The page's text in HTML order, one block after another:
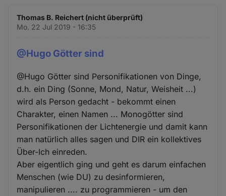
Thomas B. Reichert (nicht überprüft)
Mo. 22 Jul 2019 - 16:35
@Hugo Götter sind
@Hugo Götter sind Personifikationen von Dinge,
d.h. ein Ding (Sonne, Mond, Natur, Weisheit ...)
wird als Person gedacht - bekommt einen
Charakter, einen Namen ... Monogötter sind
Personifikationen der Lichtenergie und damit kann
man natürlich alles sagen und DIR ein kollektives
Über-Ich einreden.
Aber eigentlich ging und geht es darum einfachen
Menschen (wie DU) zu desinformieren,
manipulieren .... zu programmieren - um den